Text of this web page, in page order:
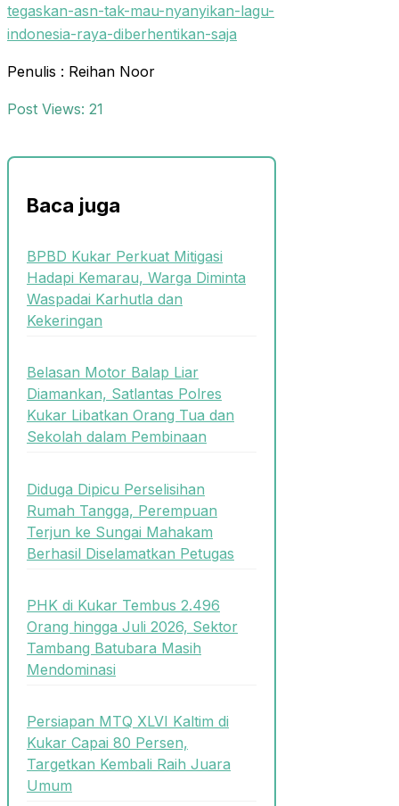
tegaskan-asn-tak-mau-nyanyikan-lagu-
indonesia-raya-diberhentikan-saja
Penulis : Reihan Noor
Post Views: 21
Baca juga
BPBD Kukar Perkuat Mitigasi
Hadapi Kemarau, Warga Diminta
Waspadai Karhutla dan
Kekeringan
Belasan Motor Balap Liar
Diamankan, Satlantas Polres
Kukar Libatkan Orang Tua dan
Sekolah dalam Pembinaan
Diduga Dipicu Perselisihan
Rumah Tangga, Perempuan
Terjun ke Sungai Mahakam
Berhasil Diselamatkan Petugas
PHK di Kukar Tembus 2.496
Orang hingga Juli 2026, Sektor
Tambang Batubara Masih
Mendominasi
Persiapan MTQ XLVI Kaltim di
Kukar Capai 80 Persen,
Targetkan Kembali Raih Juara
Umum